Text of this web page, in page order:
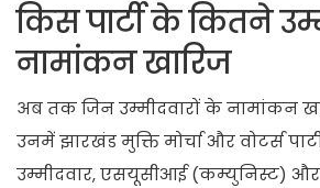
किस पार्टी के कितने
नामांकन खारिज
अब तक जिन उम्मीदवारों के नामांकन
उनमें झारखंड मुक्ति मोर्चा और वोटर्स
उम्मीदवार, एसयूसीआई (कम्युनिस्ट) और